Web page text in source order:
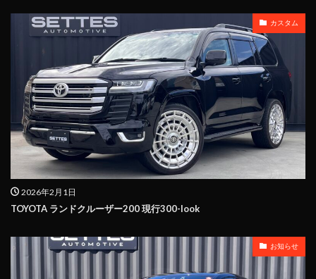
カスタム
2026年2月1日
TOYOTA ランドクルーザー200 現行300-look
お知らせ